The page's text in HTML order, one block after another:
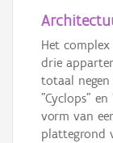
Het
drie
totaal
"Cyclops"
vorm van
plattegrond